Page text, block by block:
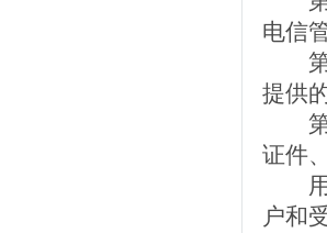
电信
第
提供
第
证件
用
户和